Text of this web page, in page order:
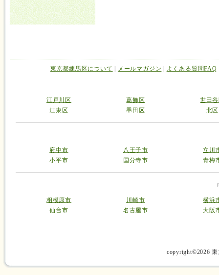
東京都練馬区について メールマガジン よくある質問FAQ
江戸川区 葛飾区
世田
江東区
墨田区 北区
府中市 八王子市
立川
小平市
国分寺市 青梅
相模原市 川崎市
横浜
仙台市
名古屋市 大阪
copyright©2026